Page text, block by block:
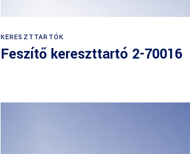
KERESZTTARTÓK
Feszítő kereszttartó 2-70016